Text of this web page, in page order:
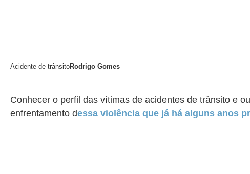
Acidente de trânsitoRodrigo Gomes
Conhecer o perfil das vítimas de acidentes de trânsito e
enfrentamento dessa violência que já há alguns anos